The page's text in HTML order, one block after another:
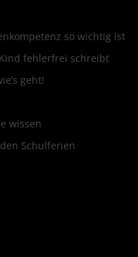
so wichtig ist
fehlerfrei schreibt
geht!
wissen
Schulferien